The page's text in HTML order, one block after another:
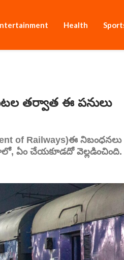
Health
తర్వాత ఈ పనులు
of Railways)ఈ నిబంధనలు
ఏం చేయకూడదో వెల్లడించింది.